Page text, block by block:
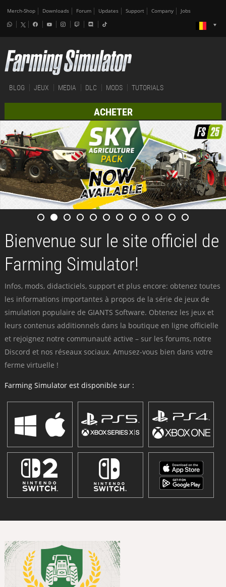
Merch-Shop Downloads Forum Updates Support Company Jobs
BLOG JEUX MEDIA DLC MODS TUTORIALS
ACHETER
Bienvenue sur le site officiel de
Farming Simulator!
Infos, mods, didacticiels, support et plus encore: obtenez toutes
les informations importantes à propos de la série de jeux de
simulation populaire de GIANTS Software. Obtenez les jeux et
leurs contenus additionnels dans la boutique en ligne officielle
et rejoignez notre communauté active – sur les forums, notre
Discord et nos réseaux sociaux. Amusez-vous bien dans votre
ferme virtuelle !
Farming Simulator est disponible sur :